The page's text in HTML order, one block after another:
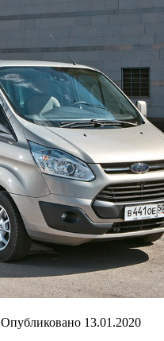
Опубликовано 13.01.2020